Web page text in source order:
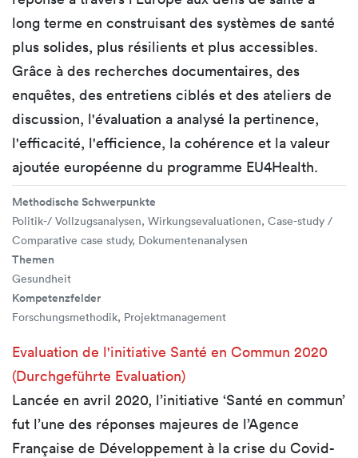
long terme en construisant des systèmes de santé
plus solides, plus résilients et plus accessibles.
Grâce à des recherches documentaires, des
enquêtes, des entretiens ciblés et des ateliers de
discussion, l'évaluation a analysé la pertinence,
l'efficacité, l'efficience, la cohérence et la valeur
ajoutée européenne du programme EU4Health.
Methodische Schwerpunkte
Politik-/ Vollzugsanalysen, Wirkungsevaluationen, Case-study /
Comparative case study, Dokumentenanalysen
Themen
Gesundheit
Kompetenzfelder
Forschungsmethodik, Projektmanagement
Evaluation de l'initiative Santé en Commun 2020
(Durchgeführte Evaluation)
Lancée en avril 2020, l’initiative ‘Santé en commun’
fut l’une des réponses majeures de l’Agence
Française de Développement à la crise du Covid-